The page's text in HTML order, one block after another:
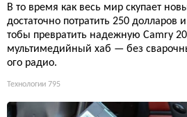
В то время как весь мир скупает
достаточно потратить 250
тобы превратить надежную Camry
мультимедийный хаб — без
ого радио.
Технологии 795